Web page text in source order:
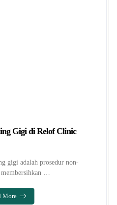
Gigi di Relof Clinic
gigi adalah prosedur non-
membersihkan …
More